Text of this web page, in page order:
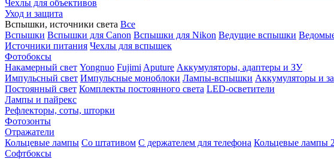
Чехлы для объективов
Уход и защита
Вспышки, источники света Все
Вспышки Вспышки для Canon Вспышки для Nikon Ведущие вспышки
Источники питания Чехлы для вспышек
Фотобоксы
Накамерный свет Yongnuo Fujimi Aputure Аккумуляторы, адаптеры и ЗУ
Импульсный свет Импульсные моноблоки Лампы-вспышки Аккумуляторы и
Постоянный свет Комплекты постоянного света LED-осветители
Лампы и пайрекс
Рефлекторы, соты, шторки
Фотозонты
Отражатели
Кольцевые лампы Со штативом С держателем для телефона Кольцевые лампы
Софтбоксы